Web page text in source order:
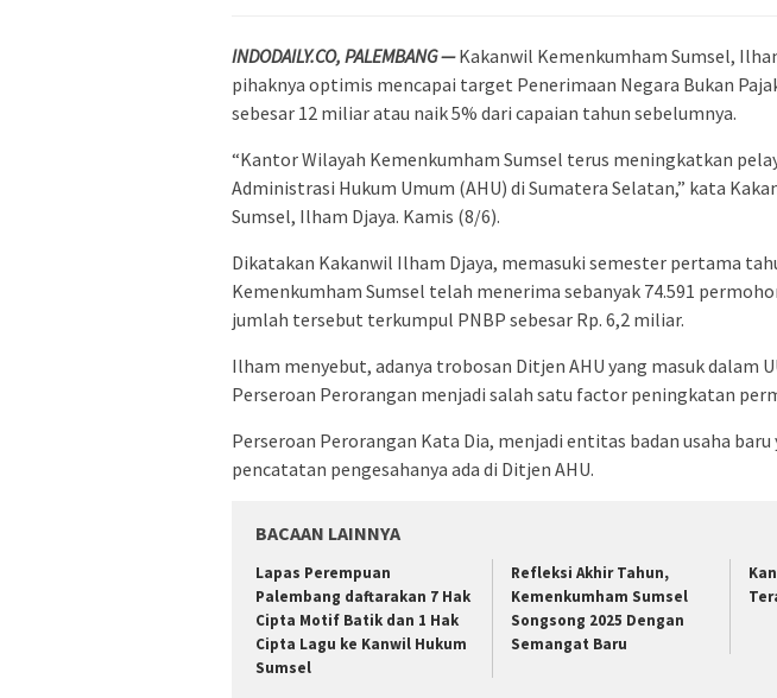
INDODAILY.CO, PALEMBANG — Kakanwil Kemenkumham Sumsel,
pihaknya optimis mencapai target Penerimaan Negara Bukan
sebesar 12 miliar atau naik 5% dari capaian tahun sebelumnya.
“Kantor Wilayah Kemenkumham Sumsel terus meningkatkan
Administrasi Hukum Umum (AHU) di Sumatera Selatan,” kata
Sumsel, Ilham Djaya. Kamis (8/6).
Dikatakan Kakanwil Ilham Djaya, memasuki semester pertama
Kemenkumham Sumsel telah menerima sebanyak 74.591
jumlah tersebut terkumpul PNBP sebesar Rp. 6,2 miliar.
Ilham menyebut, adanya trobosan Ditjen AHU yang masuk dalam
Perseroan Perorangan menjadi salah satu factor peningkatan
Perseroan Perorangan Kata Dia, menjadi entitas badan usaha baru
pencatatan pengesahanya ada di Ditjen AHU.
BACAAN LAINNYA
Lapas Perempuan
Palembang daftarakan 7 Hak
Cipta Motif Batik dan 1 Hak
Cipta Lagu ke Kanwil Hukum
Sumsel
Refleksi Akhir Tahun,
Kemenkumham Sumsel
Songsong 2025 Dengan
Semangat Baru